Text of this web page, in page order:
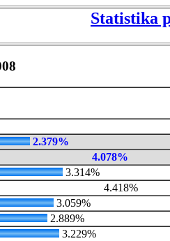
Statistika
2.379%
4.078%
3.314%
4.418%
3.059%
2.889%
3.229%